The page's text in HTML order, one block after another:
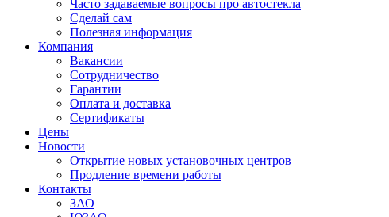
Часто задаваемые вопросы про автостекла
Сделай сам
Полезная информация
Компания
Вакансии
Сотрудничество
Гарантии
Оплата и доставка
Сертификаты
Цены
Новости
Открытие новых установочных центров
Продление времени работы
Контакты
ЗАО